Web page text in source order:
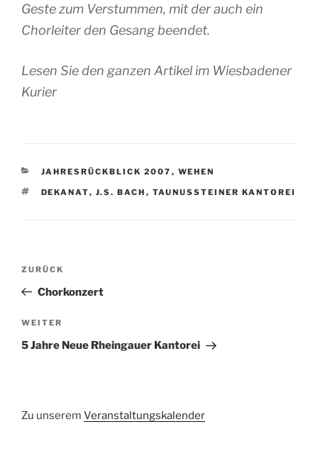
Geste zum Verstummen, mit der auch ein
Chorleiter den Gesang beendet.
Lesen Sie den ganzen Artikel im Wiesbadener
Kurier
KATEGORIEN
JAHRESRÜCKBLICK 2007 , WEHEN
SCHLAGWÖRTER
DEKANAT, J.S. BACH , TAUNUSSTEINER KANTOREI
Beitragsnavigation
Vorheriger
Beitrag
ZURÜCK
Chorkonzert
Nächster
Beitrag
WEITER
5 Jahre Neue Rheingauer Kantorei
Zu unserem Veranstaltungskalender